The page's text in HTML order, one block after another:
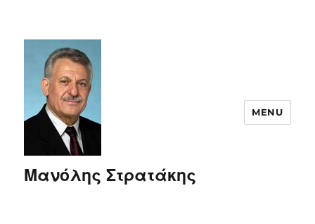
Μανόλης Στρατάκης
MENU